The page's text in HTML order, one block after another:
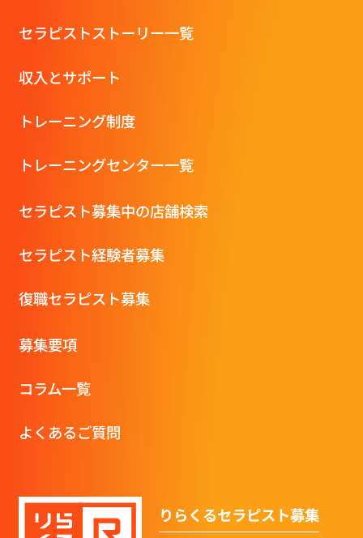
セラピストストーリー一覧
収⼊とサポート
トレーニング制度
トレーニングセンター一覧
セラピスト募集中の店舗検索
セラピスト経験者募集
復職セラピスト募集
募集要項
コラム一覧
よくあるご質問
りらくるセラピスト募集